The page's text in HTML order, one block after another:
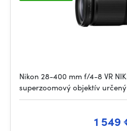
Nikon 28-400 mm f/4-8 VR
superzoomový objektív
1 549